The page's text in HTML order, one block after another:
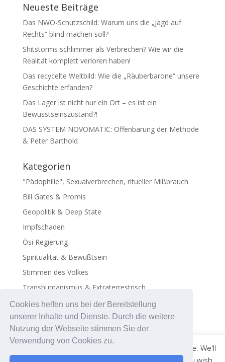
Cookies helfen uns bei der Bereitstellung
unserer Inhalte und Dienste. Durch die weitere
Nutzung der Webseite stimmen Sie der
Verwendung von Cookies zu.
Neueste Beiträge
Das NWO-Schutzschild: Warum uns die „Jagd auf
Rechts“ blind machen soll?
Shitstorms schlimmer als Verbrechen? Wie wir die
Realität komplett verloren haben!
Das recycelte Weltbild: Wie die „Räuberbarone“ unsere
Geschichte erfanden?
Das Lager ist nicht nur ein Ort – es ist ein
Bewusstseinszustand?!
DAS SYSTEM NOVOMATIC: Offenbarung der Methode
& Peter Barthold
Kategorien
"Pädophilie", Sexualverbrechen, ritueller Mißbrauch
Bill Gates & Promis
Geopolitik & Deep State
Impfschaden
Ösi Regierung
Spiritualität & Bewußtsein
Stimmen des Volkes
Transhumanismus & Extraterrestrisch
Virus - Exosomen
This website uses cookies to improve your experience. We'll
assume you're ok with this, but you can opt-out if you wish.